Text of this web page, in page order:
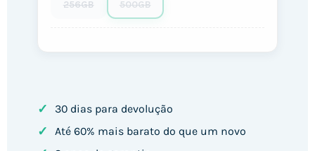
256GB 500GB
✓ 30 dias para devolução
✓ Até 60% mais barato do que um novo